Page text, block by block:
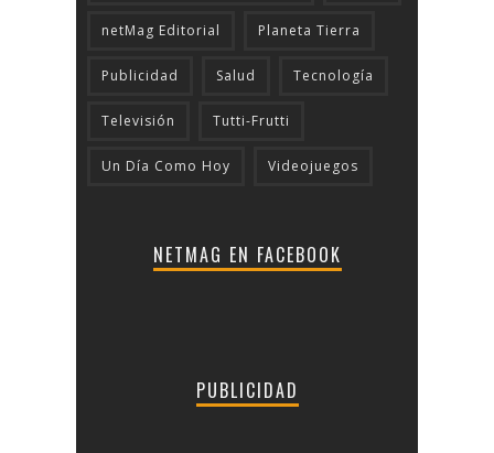
netMag Editorial Planeta Tierra
Publicidad Salud Tecnologí­a
Televisión Tutti-Frutti
Un Día Como Hoy Videojuegos
NETMAG EN FACEBOOK
PUBLICIDAD